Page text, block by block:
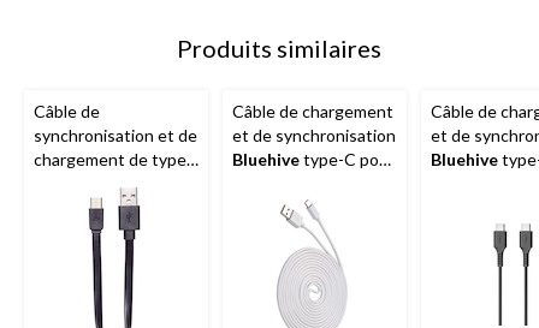
Produits similaires
Câble de
synchronisation et de
chargement de type
C pour appareils
Apple et Android,
Câble de chargement
et de synchronisation
Bluehivetype-C pour
Android sélectionnés,
blanc, paq. 3
Câble de
et de
Bluehive
Android, noir,